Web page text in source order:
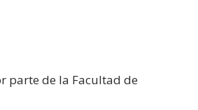
parte de la Facultad de